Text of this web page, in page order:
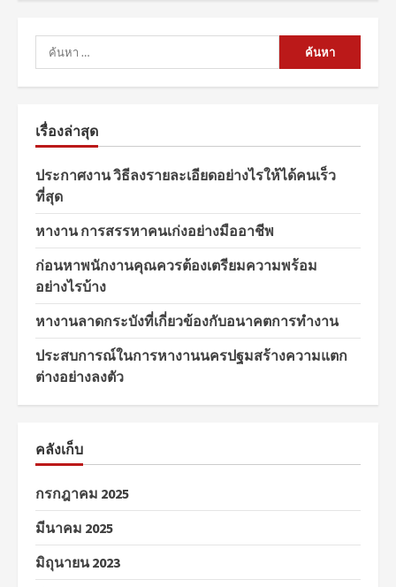
ค้นหา
สำหรับ:
เรื่องล่าสุด
ประกาศงาน วิธีลงรายละเอียดอย่างไรให้ได้คนเร็ว
ที่สุด
หางาน การสรรหาคนเก่งอย่างมืออาชีพ
ก่อนหาพนักงานคุณควรต้องเตรียมความพร้อม
อย่างไรบ้าง
หางานลาดกระบังที่เกี่ยวข้องกับอนาคตการทำงาน
ประสบการณ์ในการหางานนครปฐมสร้างความแตก
ต่างอย่างลงตัว
คลังเก็บ
กรกฎาคม 2025
มีนาคม 2025
มิถุนายน 2023